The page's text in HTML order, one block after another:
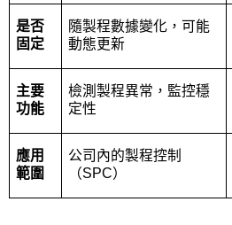
是否
固定
隨製程數據變化，可能
動態更新
主要
功能
檢測製程異常，監控穩
定性
應用
範圍
公司內的製程控制
（SPC）